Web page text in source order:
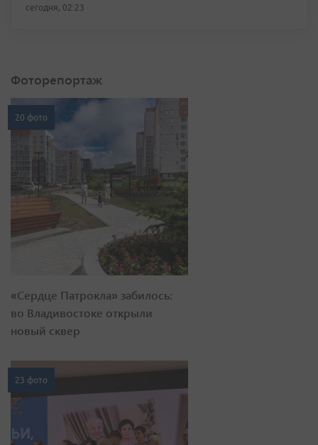
сегодня, 02:23
Фоторепортаж
20 фото
«Сердце Патрокла» забилось:
во Владивостоке открыли
новый сквер
23 фото